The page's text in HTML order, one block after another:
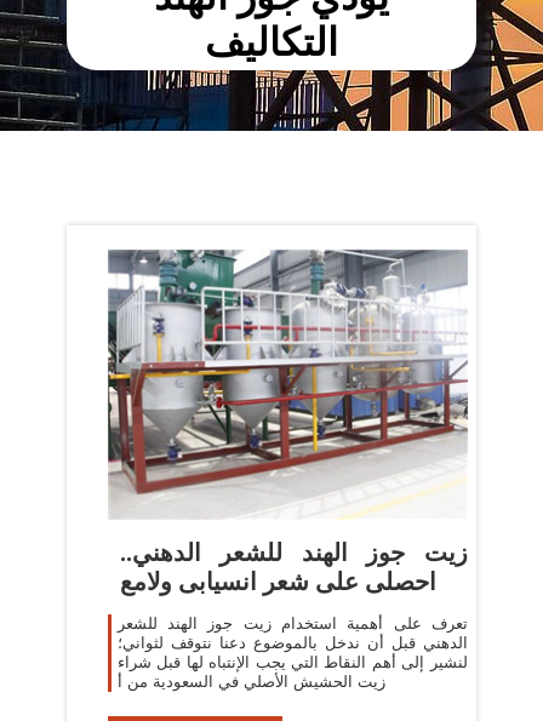
التكاليف
زيت جوز الهند للشعر الدهني..
احصلى على شعر انسيابى ولامع
تعرف على أهمية استخدام زيت جوز الهند للشعر
الدهني قبل أن ندخل بالموضوع دعنا نتوقف لثواني؛
لنشير إلى أهم النقاط التي يجب الإنتباه لها قبل شراء
زيت الحشيش الأصلي في السعودية من أ